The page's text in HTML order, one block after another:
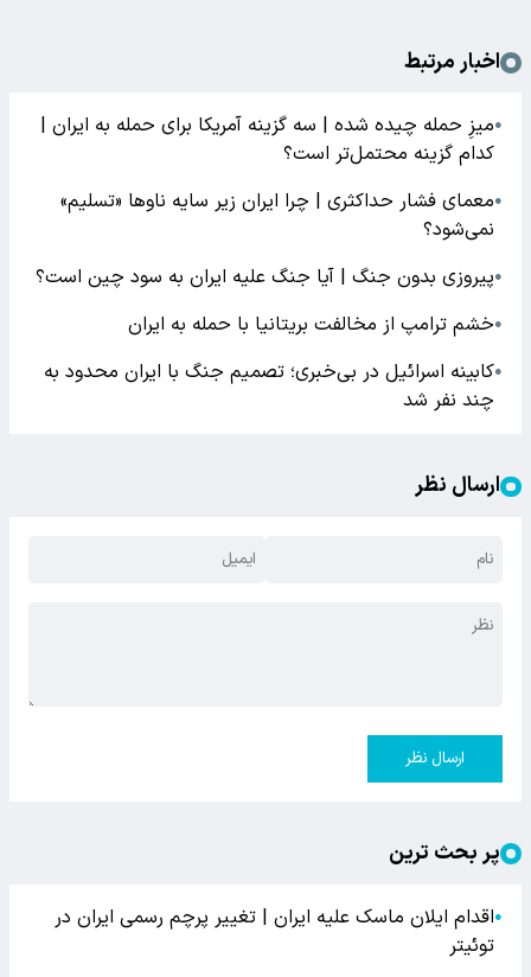
اخبار مرتبط
●میزِ حمله چیده شده | سه گزینه آمریکا برای حمله به ایران |
کدام گزینه محتمل‌تر است؟
●معمای فشار حداکثری | چرا ایران زیر سایه ناوها «تسلیم»
نمی‌شود؟
●پیروزی بدون جنگ | آیا جنگ علیه ایران به سود چین است؟
●خشم ترامپ از مخالفت بریتانیا با حمله به ایران
●کابینه اسرائیل در بی‌خبری؛ تصمیم جنگ با ایران محدود به
چند نفر شد
ارسال نظر
ارسال نظر
پر بحث ترین
●اقدام ایلان ماسک علیه ایران | تغییر پرچم رسمی ایران در
توئیتر